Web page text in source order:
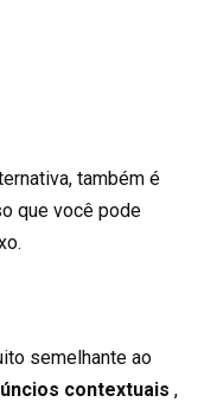
também é
que você pode
semelhante ao
contextuais ,